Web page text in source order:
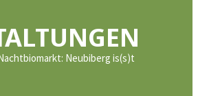
Neubiberg is(s)t